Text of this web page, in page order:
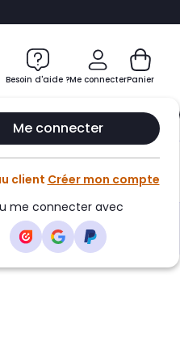
Besoin d'aide ?Me connecter
Me connecter
client Créer mon compte
me connecter avec
Panier
Infinity
panier •